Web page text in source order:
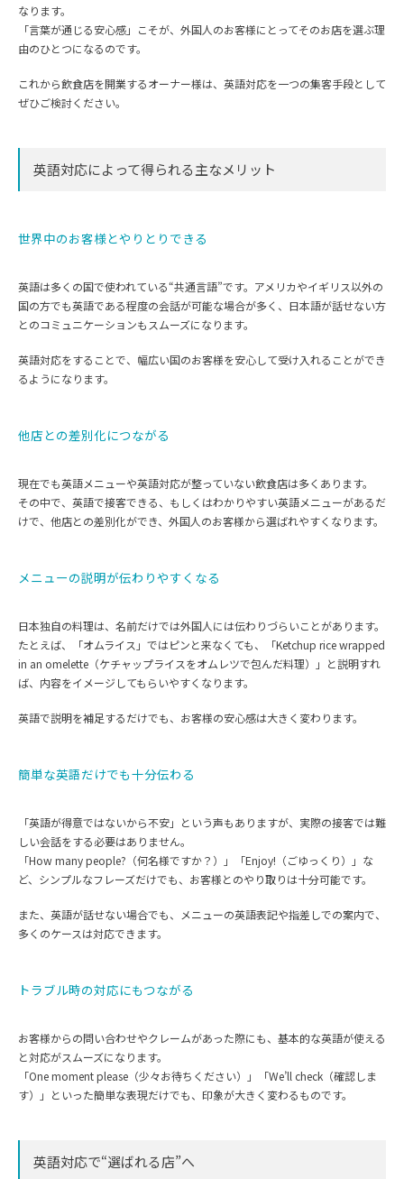
なります。
「言葉が通じる安心感」こそが、外国人のお客様にとってそのお店を選ぶ理
由のひとつになるのです。
これから飲食店を開業するオーナー様は、英語対応を一つの集客手段として
ぜひご検討ください。
英語対応によって得られる主なメリット
世界中のお客様とやりとりできる
英語は多くの国で使われている“共通言語”です。アメリカやイギリス以外の
国の方でも英語である程度の会話が可能な場合が多く、日本語が話せない方
とのコミュニケーションもスムーズになります。
英語対応をすることで、幅広い国のお客様を安心して受け入れることができ
るようになります。
他店との差別化につながる
現在でも英語メニューや英語対応が整っていない飲食店は多くあります。
その中で、英語で接客できる、もしくはわかりやすい英語メニューがあるだ
けで、他店との差別化ができ、外国人のお客様から選ばれやすくなります。
メニューの説明が伝わりやすくなる
日本独自の料理は、名前だけでは外国人には伝わりづらいことがあります。
たとえば、「オムライス」ではピンと来なくても、「Ketchup rice wrapped
in an omelette（ケチャップライスをオムレツで包んだ料理）」と説明すれ
ば、内容をイメージしてもらいやすくなります。
英語で説明を補足するだけでも、お客様の安心感は大きく変わります。
簡単な英語だけでも十分伝わる
「英語が得意ではないから不安」という声もありますが、実際の接客では難
しい会話をする必要はありません。
「How many people?（何名様ですか？）」「Enjoy!（ごゆっくり）」な
ど、シンプルなフレーズだけでも、お客様とのやり取りは十分可能です。
また、英語が話せない場合でも、メニューの英語表記や指差しでの案内で、
多くのケースは対応できます。
トラブル時の対応にもつながる
お客様からの問い合わせやクレームがあった際にも、基本的な英語が使える
と対応がスムーズになります。
「One moment please（少々お待ちください）」「We’ll check（確認しま
す）」といった簡単な表現だけでも、印象が大きく変わるものです。
英語対応で“選ばれる店”へ